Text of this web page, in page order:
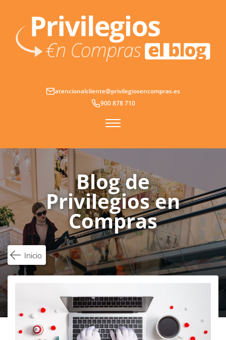
contenido
atencionalcliente@privilegiosencompras.es
900 878 710
Blog de
Privilegios en
Compras
Inicio